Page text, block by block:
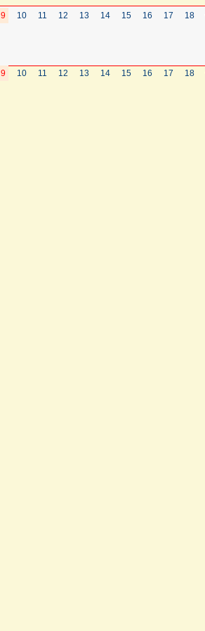
9 10 11 12 13 14 15 16 17 18
9 10 11 12 13 14 15 16 17 18